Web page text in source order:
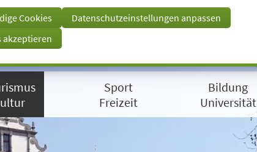
Cookies
Datenschutzeinstellungen anpassen
akzeptieren
Sport
Freizeit
Bildung
Universität